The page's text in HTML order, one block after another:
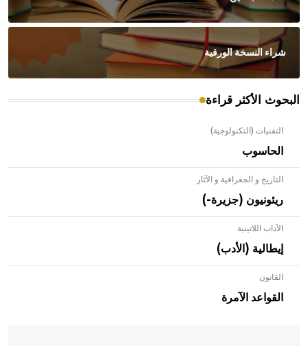
شراء النسخة الورقية
البحوث الأكثر قراءة
التقنيات (التكنولوجية)
الحاسوب
التاريخ و الجغرافية و الآثار
ريئونيون (جزيرة-)
الآداب اللاتينية
إيطالية (الأدب)
القانون
القواعد الآمرة
- هل تعلم أن الأبلق نوع من الفنون الهندسية التي ارتبطت
بالعمارة الإسلامية في بلاد الشام ومصر خاصة، حيث يحرص
المعمار على بناء مداميكه وخاصة في الواجهات